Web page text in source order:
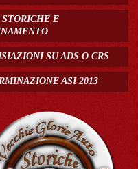
E
SU ADS O CRS
ASI 2013